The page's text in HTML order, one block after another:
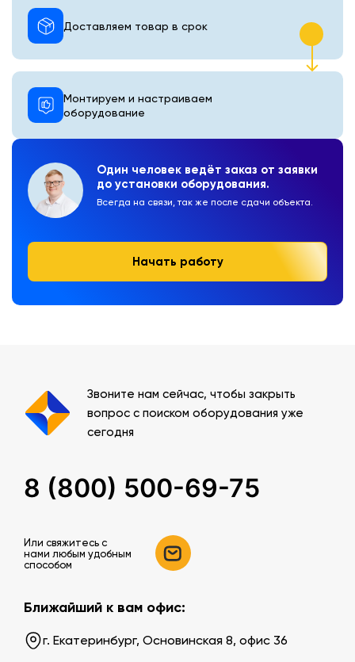
Один человек ведёт заказ от заявки
до установки оборудования.
Всегда на связи, так же после сдачи объекта.
Начать работу
Монтируем и настраиваем
оборудование
Доставляем товар в срок
Звоните нам сейчас, чтобы закрыть
вопрос с поиском оборудования уже
сегодня
8 (800) 500-69-75
Или свяжитесь c
нами любым удобным
способом
Ближайший к вам офис:
г. Екатеринбург, Основинская 8, офис 36